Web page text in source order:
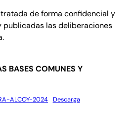
de forma confidencial y
publicadas las deliberaciones
BASES COMUNES Y
ALCOY-2024 Descarga